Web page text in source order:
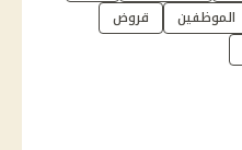
الموظفين
قروض